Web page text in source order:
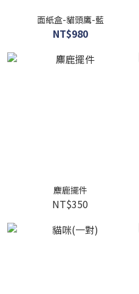
面紙盒-貓頭鷹-藍
NT$980
麋鹿擺件
NT$350